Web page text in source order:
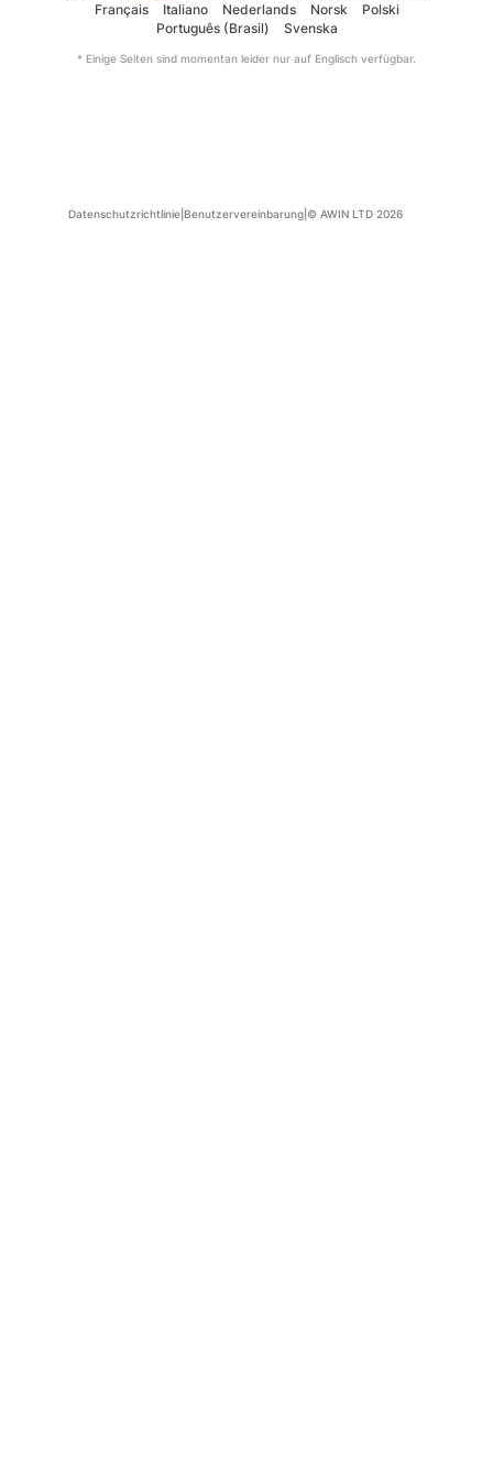
Français
Italiano Nederlands Norsk
Polski
Português (Brasil)
Svenska
* Einige Seiten sind momentan leider nur auf Englisch verfügbar.
Datenschutzrichtlinie Benutzervereinbarung © AWIN LTD 2026